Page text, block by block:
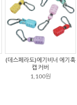
(데스페라도)에기비너 에기훅
캡 커버
1,100원